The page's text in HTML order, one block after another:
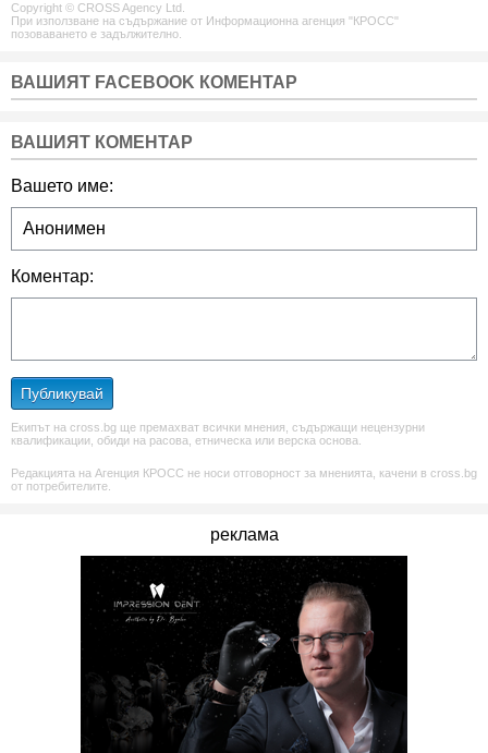
Copyright © CROSS Agency Ltd.
При използване на съдържание от Информационна агенция "КРОСС"
позоваването е задължително.
ВАШИЯТ FACEBOOK КОМЕНТАР
ВАШИЯТ КОМЕНТАР
Вашето име:
Коментар:
Публикувай
Екипът на cross.bg ще премахват всички мнения, съдържащи нецензурни
квалификации, обиди на расова, етническа или верска основа.
Редакцията на Агенция КРОСС не носи отговорност за мненията, качени в cross.bg
от потребителите.
реклама